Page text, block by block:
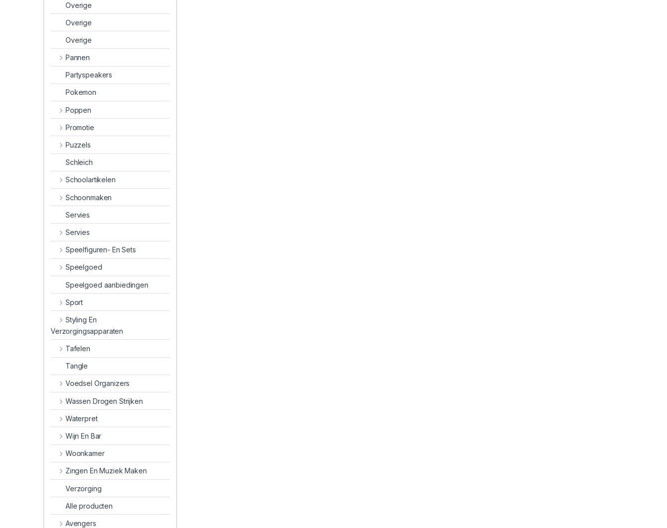
Overige
Overige
Overige
Pannen
Partyspeakers
Pokemon
Poppen
Promotie
Puzzels
Schleich
Schoolartikelen
Schoonmaken
Servies
Servies
Speelfiguren- En Sets
Speelgoed
Speelgoed aanbiedingen
Sport
Styling En
Verzorgingsapparaten
Tafelen
Tangle
Voedsel Organizers
Wassen Drogen Strijken
Waterpret
Wijn En Bar
Woonkamer
Zingen En Muziek Maken
Verzorging
Alle producten
Avengers